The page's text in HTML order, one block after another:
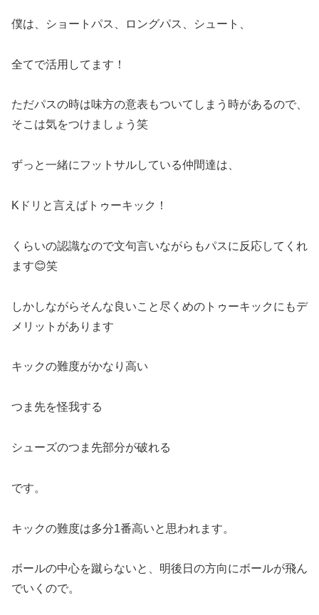
僕は、ショートパス、ロングパス、シュート、
全てで活用してます！
ただパスの時は味方の意表もついてしまう時があるので、
そこは気をつけましょう笑
ずっと一緒にフットサルしている仲間達は、
Kドリと言えばトゥーキック！
くらいの認識なので文句言いながらもパスに反応してくれ
ます😊笑
しかしながらそんな良いこと尽くめのトゥーキックにもデ
メリットがあります
キックの難度がかなり高い
つま先を怪我する
シューズのつま先部分が破れる
です。
キックの難度は多分1番高いと思われます。
ボールの中心を蹴らないと、明後日の方向にボールが飛ん
でいくので。